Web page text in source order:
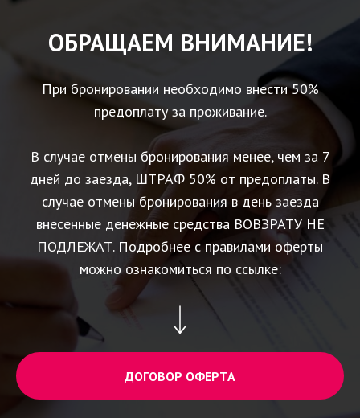
ОБРАЩАЕМ ВНИМАНИЕ!
При бронировании необходимо внести 50%
предоплату за проживание.
В случае отмены бронирования менее, чем за 7
дней до заезда, ШТРАФ 50% от предоплаты. В
случае отмены бронирования в день заезда
внесенные денежные средства ВОВЗРАТУ НЕ
ПОДЛЕЖАТ. Подробнее с правилами оферты
можно ознакомиться по ссылке:
ДОГОВОР ОФЕРТА